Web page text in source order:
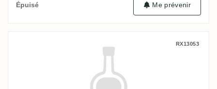
Épuisé Me prévenir
Fisselier Rhum Arrangé Hibiscus RX13053